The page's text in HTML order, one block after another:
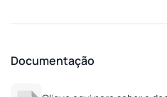
Documentação